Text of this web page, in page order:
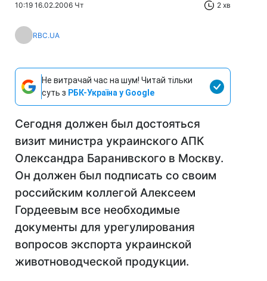
10:19 16.02.2006 Чт 2 хв
RBC.UA
Не витрачай час на шум! Читай тільки
суть з РБК-Україна у Google
Сегодня должен был достояться
визит министра украинского АПК
Олександра Баранивского в Москву.
Он должен был подписать со своим
российским коллегой Алексеем
Гордеевым все необходимые
документы для урегулирования
вопросов экспорта украинской
животноводческой продукции.